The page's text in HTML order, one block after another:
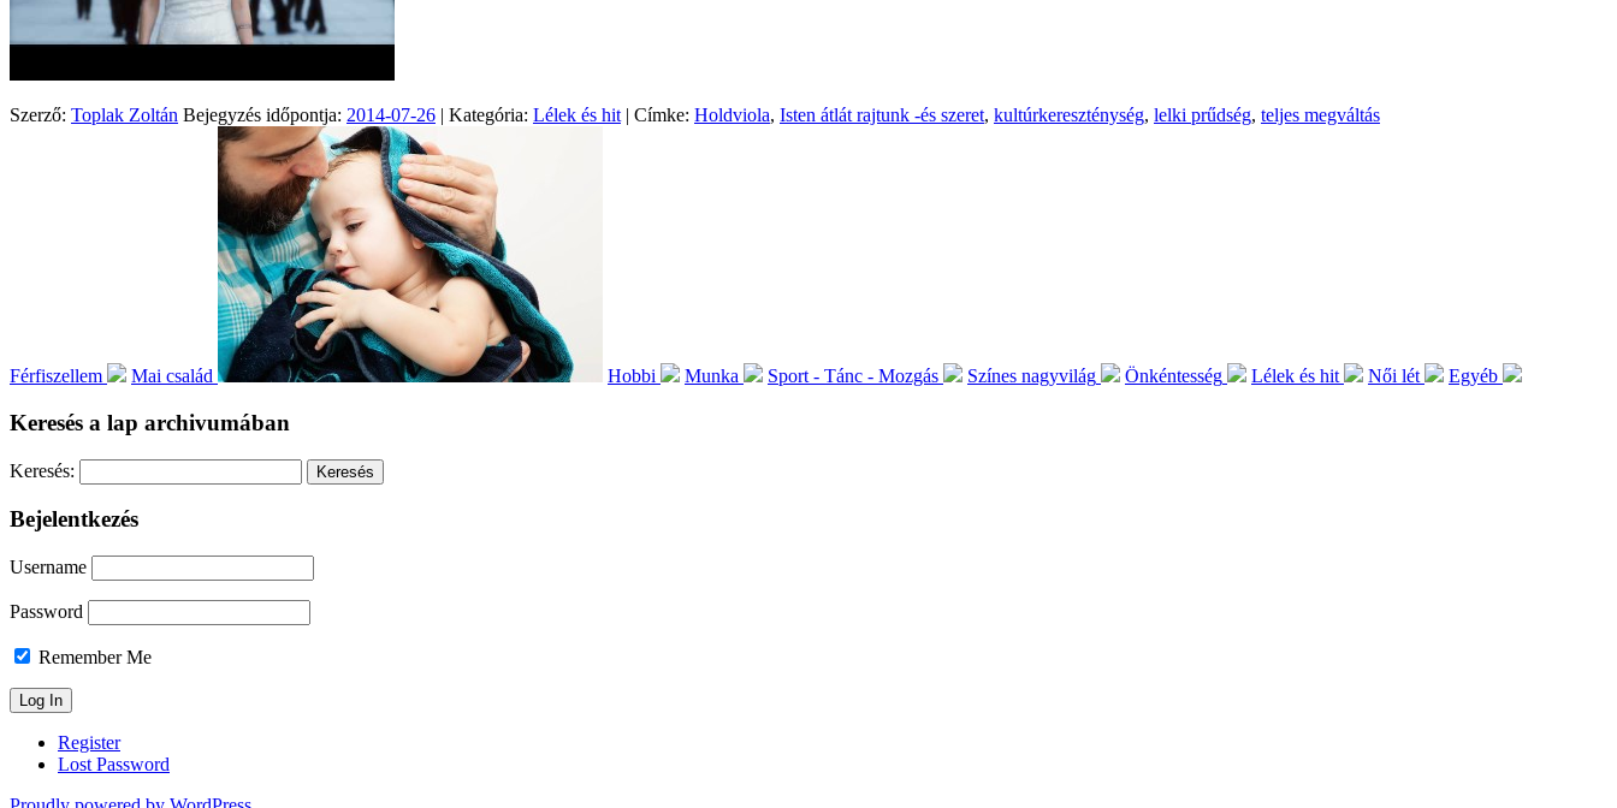
Szerző: Toplak Zoltán Bejegyzés időpontja: 2014-07-26 | Kategória: Lélek és hit | Címke: Holdviola, Isten átlát rajtunk -és szeret, kultúrkereszténység, lelki prűdség, teljes megváltás
Férfiszellem Mai család Hobbi Munka Sport - Tánc - Mozgás Színes nagyvilág Önkéntesség Lélek és hit Női lét Egyéb
Keresés a lap archivumában
Keresés:
Bejelentkezés
Username
Password
Remember Me
Register
Lost Password